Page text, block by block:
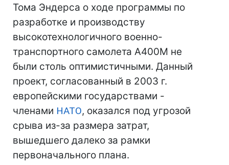
Тома Эндерса о ходе программы по
разработке и производству
высокотехнологичного военно-
транспортного самолета A400M не
были столь оптимистичными. Данный
проект, согласованный в 2003 г.
европейскими государствами -
членами НАТО, оказался под угрозой
срыва из-за размера затрат,
вышедшего далеко за рамки
первоначального плана.